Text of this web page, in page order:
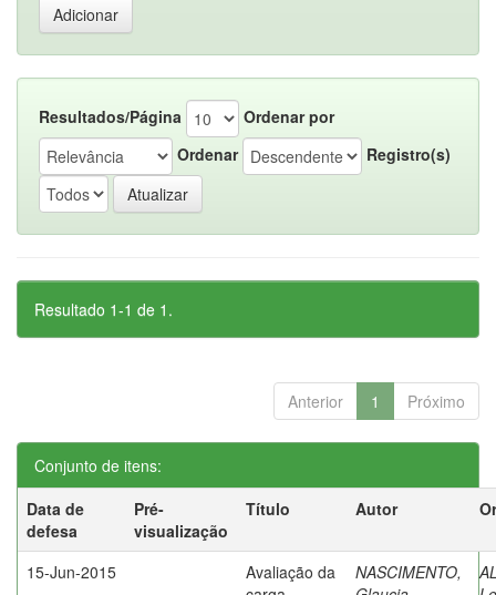
Resultados/Página
Ordenar por
Ordenar
Registro(s)
Resultado 1-1 de 1.
Anterior 1 Próximo
Conjunto de itens:
Data de
defesa
Pré-
visualização
Título Autor
15-Jun-2015
Avaliação da
NASCIMENTO,